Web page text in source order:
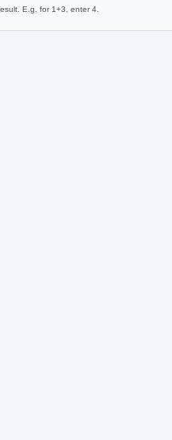
E.g. for 1+3, enter 4.